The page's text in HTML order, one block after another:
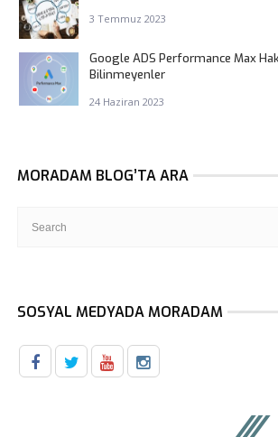
3 Temmuz 2023
Google ADS Performance Max
Bilinmeyenler
24 Haziran 2023
MORADAM BLOG’TA ARA
SOSYAL MEDYADA MORADAM